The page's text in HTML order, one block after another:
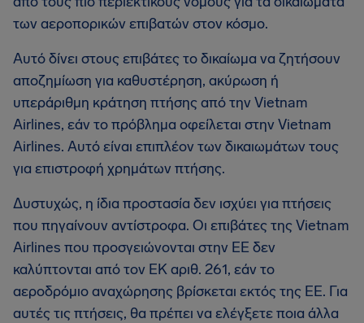
των αεροπορικών επιβατών στον κόσμο.
Αυτό δίνει στους επιβάτες το δικαίωμα να ζητήσουν
αποζημίωση για καθυστέρηση, ακύρωση ή
υπεράριθμη κράτηση πτήσης από την Vietnam
Airlines, εάν το πρόβλημα οφείλεται στην Vietnam
Airlines. Αυτό είναι επιπλέον των δικαιωμάτων τους
για επιστροφή χρημάτων πτήσης.
Δυστυχώς, η ίδια προστασία δεν ισχύει για πτήσεις
που πηγαίνουν αντίστροφα. Οι επιβάτες της Vietnam
Airlines που προσγειώνονται στην ΕΕ δεν
καλύπτονται από τον ΕΚ αριθ. 261, εάν το
αεροδρόμιο αναχώρησης βρίσκεται εκτός της ΕΕ. Για
αυτές τις πτήσεις, θα πρέπει να ελέγξετε ποια άλλα